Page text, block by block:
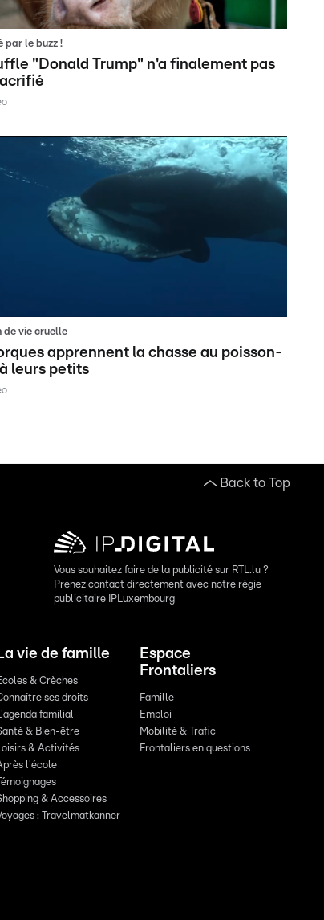
par le buzz !
"Donald Trump" n'a finalement pas
de vie cruelle
apprennent la chasse au poisson-
leurs petits
Back to Top
Vous souhaitez faire de la publicité sur RTL.lu ?
Prenez contact directement avec notre régie
publicitaire IPLuxembourg
vie de famille
& Crèches
ses droits
familial
& Bien-être
& Activités
l'école
Témoignages
& Accessoires
: Travelmatkanner
Espace
Frontaliers
Famille
Emploi
Mobilité & Trafic
Frontaliers en questions